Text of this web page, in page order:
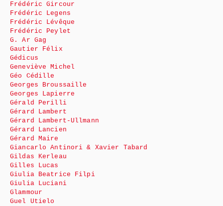
Frédéric Gircour
Frédéric Legens
Frédéric Lévêque
Frédéric Peylet
G. Ar Gag
Gautier Félix
Gédicus
Geneviève Michel
Géo Cédille
Georges Broussaille
Georges Lapierre
Gérald Perilli
Gérard Lambert
Gérard Lambert-Ullmann
Gérard Lancien
Gérard Maire
Giancarlo Antinori & Xavier Tabard
Gildas Kerleau
Gilles Lucas
Giulia Beatrice Filpi
Giulia Luciani
Glammour
Guel Utielo